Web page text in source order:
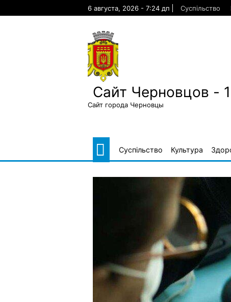
6 августа, 2026 - 7:24 дп Суспільство
Сайт Черновцов -
Сайт города Черновцы
Суспільство Культура